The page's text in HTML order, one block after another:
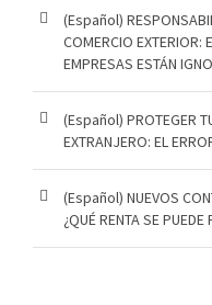
(Español)
COMERCIO EXTERIOR:
EMPRESAS ESTÁN
(Español) PROTEGER
EXTRANJERO: EL
(Español) NUEVOS
¿QUÉ RENTA SE PUEDE